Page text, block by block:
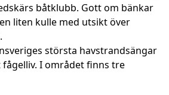
båtklubb. Gott om bänkar
liten kulle med utsikt över
största havstrandsängar
I området finns tre